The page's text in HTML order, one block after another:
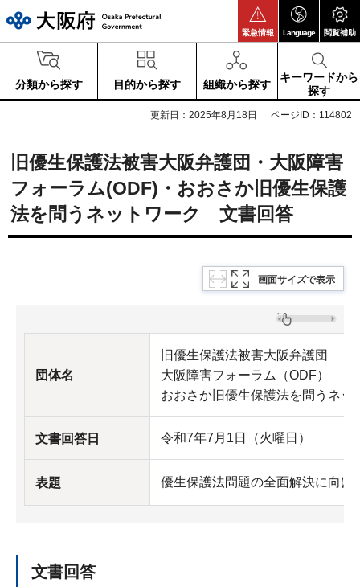
緊急情報 Language 閲覧補助
分類から探す 目的から探す 組織から探す
キーワードから
探す
更新日：2025年8月18日 ページID：114802
旧優生保護法被害大阪弁護団・大阪障害
フォーラム(ODF)・おおさか旧優生保護
法を問うネットワーク 文書回答
画面サイズで表示
団体名
旧優生保護法被害大阪弁護団
大阪障害フォーラム（ODF）
おおさか旧優生保護法を問うネッ
文書回答日 令和7年7月1日（火曜日）
表題 優生保護法問題の全面解決に向け
文書回答